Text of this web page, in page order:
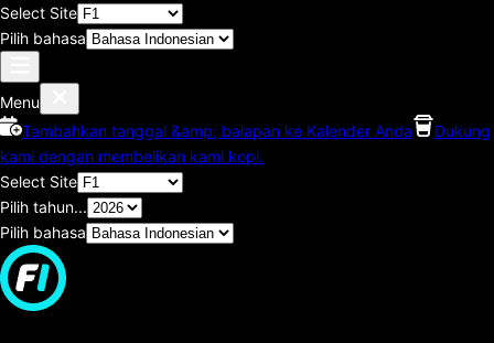
Select Site
Pilih bahasa
Menu
Tambahkan tanggal &amp; balapan ke Kalender Anda
Dukung
kami dengan membelikan kami kopi.
Select Site
Pilih tahun...
Pilih bahasa